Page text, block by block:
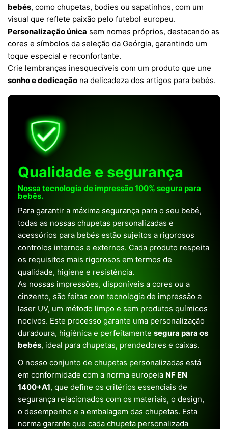
bebés, como chupetas, bodies ou sapatinhos, com um
visual que reflete paixão pelo futebol europeu.
Personalização única sem nomes próprios, destacando as
cores e símbolos da seleção da Geórgia, garantindo um
toque especial e reconfortante.
Crie lembranças inesquecíveis com um produto que une
sonho e dedicação na delicadeza dos artigos para bebés.
Qualidade e segurança
Nossa tecnologia de impressão 100% segura para
bebês.
Para garantir a máxima segurança para o seu bebé,
todas as nossas chupetas personalizadas e
acessórios para bebés estão sujeitos a rigorosos
controlos internos e externos. Cada produto respeita
os requisitos mais rigorosos em termos de
qualidade, higiene e resistência.
As nossas impressões, disponíveis a cores ou a
cinzento, são feitas com tecnologia de impressão a
laser UV, um método limpo e sem produtos químicos
nocivos. Este processo garante uma personalização
duradoura, higiénica e perfeitamente segura para os
bebés, ideal para chupetas, prendedores e caixas.
O nosso conjunto de chupetas personalizadas está
em conformidade com a norma europeia NF EN
1400+A1, que define os critérios essenciais de
segurança relacionados com os materiais, o design,
o desempenho e a embalagem das chupetas. Esta
norma garante que cada chupeta personalizada